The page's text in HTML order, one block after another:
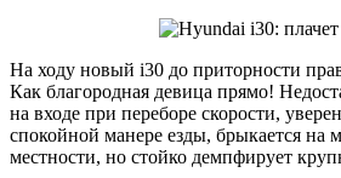
На ходу новый i30 до приторности
Как благородная девица прямо!
на входе при переборе скорости,
спокойной манере езды, брыкается на
местности, но стойко демпфирует